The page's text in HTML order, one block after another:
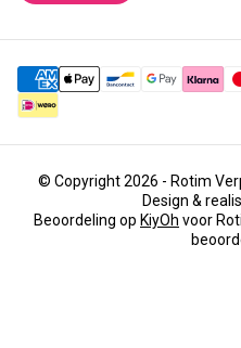
© Copyright 2026 - Rotim
Design &
Beoordeling op KiyOh voor